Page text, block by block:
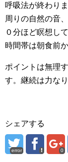
呼吸法が終わり
周りの自然の音
０分ほど瞑想し
時間帯は朝食前
ポイントは無理
す。継続は力なり
シェアする
error 0